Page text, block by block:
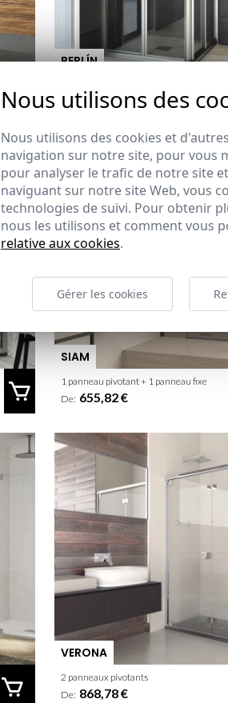
BERLÍN
De:
539,66 €
SIAM
1 panneau pivotant + 1 panneau fixe
De: 655,82 €
VERONA
2 panneaux pivotants
De: 868,78 €
Nous utilisons des
Nous utilisons des cookies et
navigation sur notre site, pour vous
pour analyser le trafic de notre site
naviguant sur notre site Web, vous
technologies de suivi. Pour obtenir
nous les utilisons et comment vous
relative aux cookies.
Gérer les cookies